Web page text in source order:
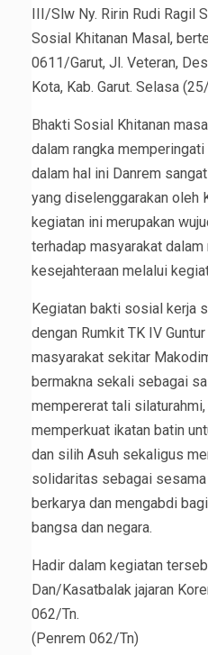
III/Slw Ny. Ririn Rudi Ragil
Sosial Khitanan Masal,
0611/Garut, Jl. Veteran,
Kota, Kab. Garut. Selasa
Bhakti Sosial Khitanan
dalam rangka
dalam hal ini Danrem
yang diselenggarakan oleh
kegiatan ini merupakan
terhadap masyarakat
kesejahteraan melalui
Kegiatan bakti sosial kerja
dengan Rumkit TK IV
masyarakat sekitar
bermakna sekali sebagai
mempererat tali
memperkuat ikatan batin
dan silih Asuh sekaligus
solidaritas sebagai sesama
berkarya dan mengabdi
bangsa dan negara.
Hadir dalam kegiatan
Dan/Kasatbalak jajaran
062/Tn.
(Penrem 062/Tn)